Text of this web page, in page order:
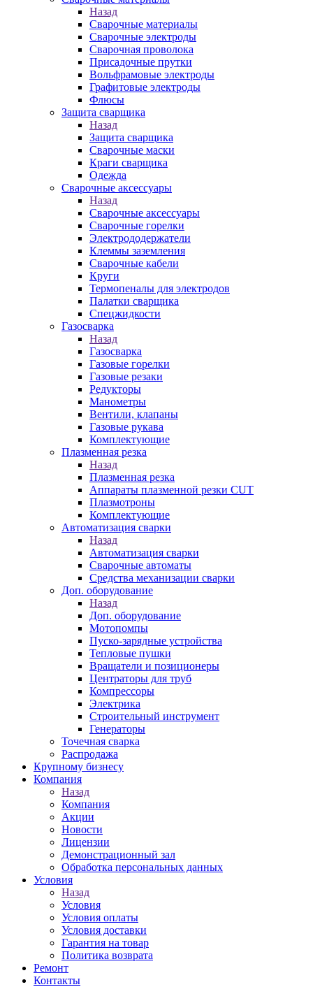
Назад
Сварочные материалы
Сварочные электроды
Сварочная проволока
Присадочные прутки
Вольфрамовые электроды
Графитовые электроды
Флюсы
Защита сварщика
Назад
Защита сварщика
Сварочные маски
Краги сварщика
Одежда
Сварочные аксессуары
Назад
Сварочные аксессуары
Сварочные горелки
Электрододержатели
Клеммы заземления
Сварочные кабели
Круги
Термопеналы для электродов
Палатки сварщика
Спецжидкости
Газосварка
Назад
Газосварка
Газовые горелки
Газовые резаки
Редукторы
Манометры
Вентили, клапаны
Газовые рукава
Комплектующие
Плазменная резка
Назад
Плазменная резка
Аппараты плазменной резки CUT
Плазмотроны
Комплектующие
Автоматизация сварки
Назад
Автоматизация сварки
Сварочные автоматы
Средства механизации сварки
Доп. оборудование
Назад
Доп. оборудование
Мотопомпы
Пуско-зарядные устройства
Тепловые пушки
Вращатели и позиционеры
Центраторы для труб
Компрессоры
Электрика
Строительный инструмент
Генераторы
Точечная сварка
Распродажа
Крупному бизнесу
Компания
Назад
Компания
Акции
Новости
Лицензии
Демонстрационный зал
Обработка персональных данных
Условия
Назад
Условия
Условия оплаты
Условия доставки
Гарантия на товар
Политика возврата
Ремонт
Контакты